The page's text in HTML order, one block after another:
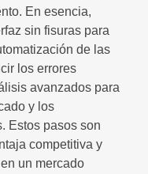
En esencia,
sin fisuras para
de las
los errores
avanzados para
y los
Estos pasos son
competitiva y
un mercado